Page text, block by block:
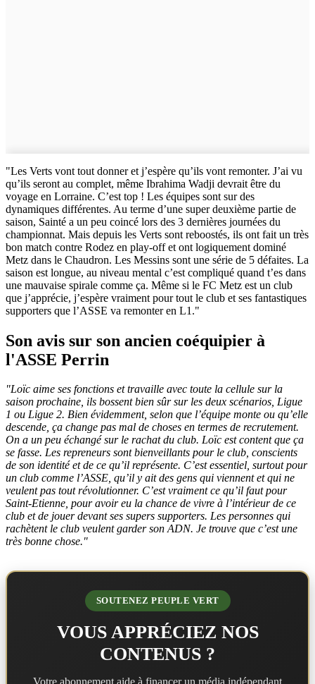
"Les Verts vont tout donner et j’espère qu’ils vont remonter. J’ai vu
qu’ils seront au complet, même Ibrahima Wadji devrait être du
voyage en Lorraine. C’est top ! Les équipes sont sur des
dynamiques différentes. Au terme d’une super deuxième partie de
saison, Sainté a un peu coincé lors des 3 dernières journées du
championnat. Mais depuis les Verts sont reboostés, ils ont fait un très
bon match contre Rodez en play-off et ont logiquement dominé
Metz dans le Chaudron. Les Messins sont une série de 5 défaites. La
saison est longue, au niveau mental c’est compliqué quand t’es dans
une mauvaise spirale comme ça. Même si le FC Metz est un club
que j’apprécie, j’espère vraiment pour tout le club et ses fantastiques
supporters que l’ASSE va remonter en L1."
Son avis sur son ancien coéquipier à
l'ASSE Perrin
"Loïc aime ses fonctions et travaille avec toute la cellule sur la
saison prochaine, ils bossent bien sûr sur les deux scénarios, Ligue
1 ou Ligue 2. Bien évidemment, selon que l’équipe monte ou qu’elle
descende, ça change pas mal de choses en termes de recrutement.
On a un peu échangé sur le rachat du club. Loïc est content que ça
se fasse. Les repreneurs sont bienveillants pour le club, conscients
de son identité et de ce qu’il représente. C’est essentiel, surtout pour
un club comme l’ASSE, qu’il y ait des gens qui viennent et qui ne
veulent pas tout révolutionner. C’est vraiment ce qu’il faut pour
Saint-Etienne, pour avoir eu la chance de vivre à l’intérieur de ce
club et de jouer devant ses supers supporters. Les personnes qui
rachètent le club veulent garder son ADN. Je trouve que c’est une
très bonne chose."
SOUTENEZ PEUPLE VERT
VOUS APPRÉCIEZ NOS
CONTENUS ?